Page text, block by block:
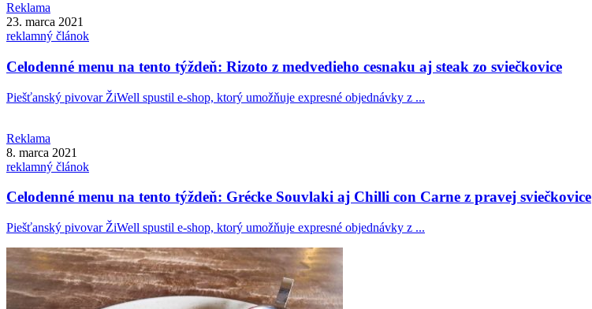
Reklama
23. marca 2021
reklamný článok
Celodenné menu na tento týždeň: Rizoto z medvedieho cesnaku aj steak zo sviečkovice
Piešťanský pivovar ŽiWell spustil e-shop, ktorý umožňuje expresné objednávky z ...
Reklama
8. marca 2021
reklamný článok
Celodenné menu na tento týždeň: Grécke Souvlaki aj Chilli con Carne z pravej sviečkovice
Piešťanský pivovar ŽiWell spustil e-shop, ktorý umožňuje expresné objednávky z ...